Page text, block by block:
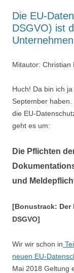
Die EU-
DSGVO) ist
Mitautor: Christian
Huch! Da bin ich
September
die EU-
geht es um:
Die Pflichten
und
[Bonustrack: Der
DSGVO]
Wir wir schon in
neuen EU-
Mai 2018 Geltung